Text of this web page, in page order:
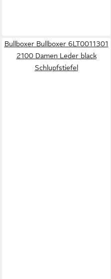
Bullboxer Bullboxer 6LT0011301
2100 Damen Leder black
Schlupfstiefel